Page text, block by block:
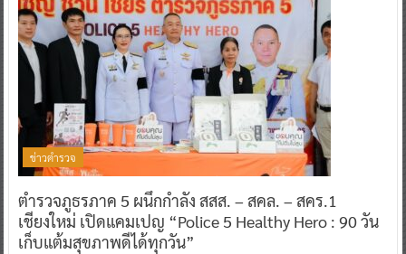
ข่าวตำรวจ
ตำรวจภูธรภาค 5 ผนึกกำลัง สสส. – สคล. – สคร.1
เชียงใหม่ เปิดแคมเปญ “Police 5 Healthy Hero : 90 วัน
เก็บแต้มสุขภาพดีได้ทุกวัน”